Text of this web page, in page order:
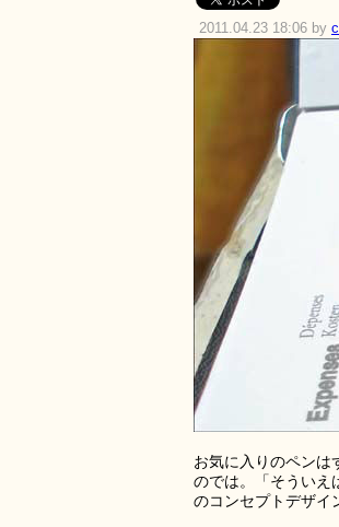
2011.04.23 18:06 by
お気に入りのペンは
のでは。「そうい
のコンセプトデザイ